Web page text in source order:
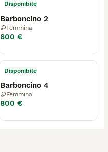
Disponibile
Barboncino 2
Femmina
800 €
Disponibile
Barboncino 4
Femmina
800 €